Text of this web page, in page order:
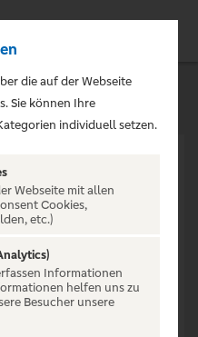
NICHT
die auf der Webseite
Sie können Ihre
individuell setzen.
Webseite mit allen
Cookies,
etc.)
Informationen
helfen uns zu
Besucher unsere